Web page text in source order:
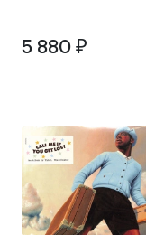
5 880 ₽